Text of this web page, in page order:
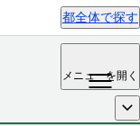
都全体で探す
メニューを開く
開く